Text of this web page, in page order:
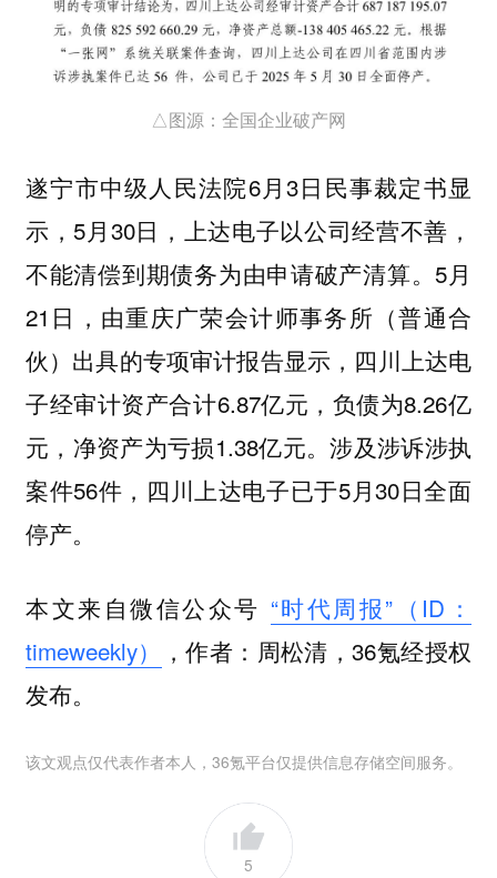
△图源：全国企业破产网
遂宁市中级人民法院6月3日民事裁定书显
示，5月30日，上达电子以公司经营不善，
不能清偿到期债务为由申请破产清算。5月
21日，由重庆广荣会计师事务所（普通合
伙）出具的专项审计报告显示，四川上达电
子经审计资产合计6.87亿元，负债为8.26亿
元，净资产为亏损1.38亿元。涉及涉诉涉执
案件56件，四川上达电子已于5月30日全面
停产。
本文来自微信公众号 “时代周报”（ID：
timeweekly）
，作者：周松清，36氪经授权
发布。
该文观点仅代表作者本人，36氪平台仅提供信息存储空间服务。
5